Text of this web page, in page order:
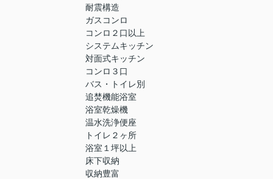
耐震構造
ガスコンロ
コンロ２口以上
システムキッチン
対面式キッチン
コンロ３口
バス・トイレ別
追焚機能浴室
浴室乾燥機
温水洗浄便座
トイレ２ヶ所
浴室１坪以上
床下収納
収納豊富